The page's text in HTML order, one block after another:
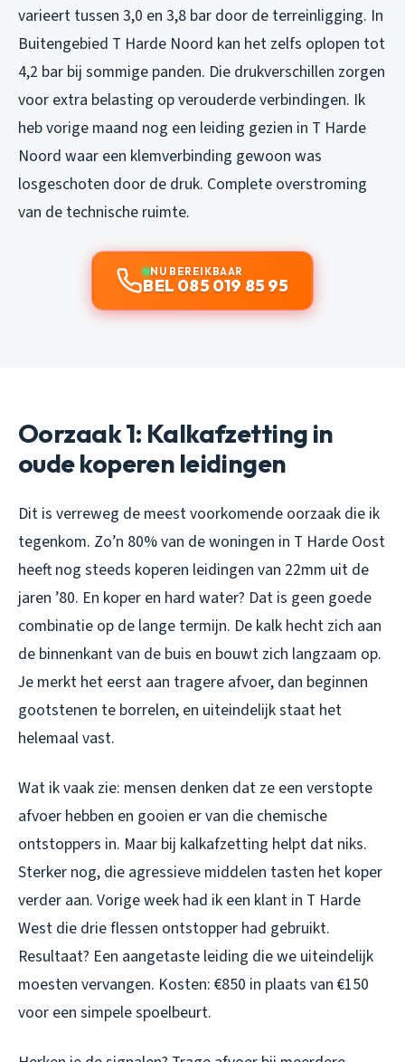
varieert tussen 3,0 en 3,8 bar door de terreinligging. In
Buitengebied T Harde Noord kan het zelfs oplopen tot
4,2 bar bij sommige panden. Die drukverschillen zorgen
voor extra belasting op verouderde verbindingen. Ik
heb vorige maand nog een leiding gezien in T Harde
Noord waar een klemverbinding gewoon was
losgeschoten door de druk. Complete overstroming
van de technische ruimte.
NU BEREIKBAAR
BEL 085 019 85 95
Oorzaak 1: Kalkafzetting in
oude koperen leidingen
Dit is verreweg de meest voorkomende oorzaak die ik
tegenkom. Zo’n 80% van de woningen in T Harde Oost
heeft nog steeds koperen leidingen van 22mm uit de
jaren ’80. En koper en hard water? Dat is geen goede
combinatie op de lange termijn. De kalk hecht zich aan
de binnenkant van de buis en bouwt zich langzaam op.
Je merkt het eerst aan tragere afvoer, dan beginnen
gootstenen te borrelen, en uiteindelijk staat het
helemaal vast.
Wat ik vaak zie: mensen denken dat ze een verstopte
afvoer hebben en gooien er van die chemische
ontstoppers in. Maar bij kalkafzetting helpt dat niks.
Sterker nog, die agressieve middelen tasten het koper
verder aan. Vorige week had ik een klant in T Harde
West die drie flessen ontstopper had gebruikt.
Resultaat? Een aangetaste leiding die we uiteindelijk
moesten vervangen. Kosten: €850 in plaats van €150
voor een simpele spoelbeurt.